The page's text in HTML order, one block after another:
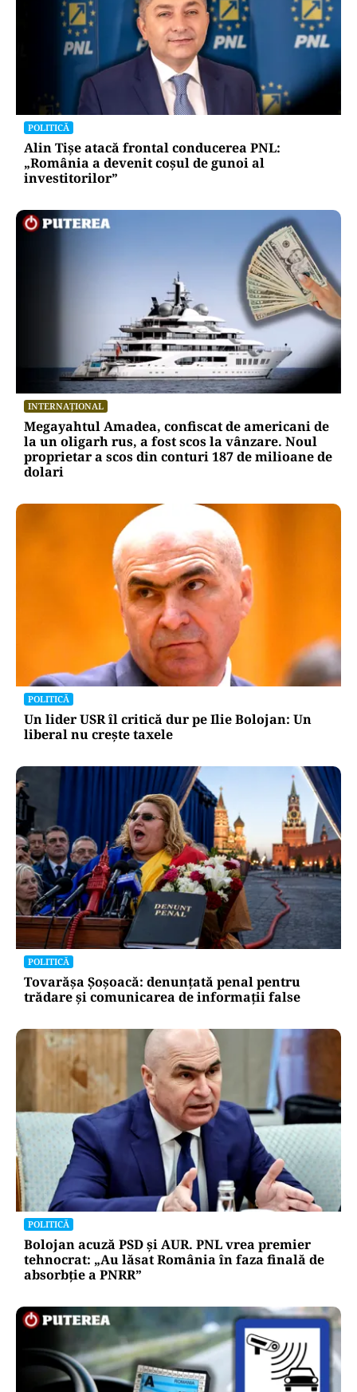
POLITICĂ
Alin Tișe atacă frontal conducerea PNL:
„România a devenit coșul de gunoi al
investitorilor”
INTERNAȚIONAL
Megayahtul Amadea, confiscat de americani de
la un oligarh rus, a fost scos la vânzare. Noul
proprietar a scos din conturi 187 de milioane de
dolari
POLITICĂ
Un lider USR îl critică dur pe Ilie Bolojan: Un
liberal nu crește taxele
POLITICĂ
Tovarășa Șoșoacă: denunțată penal pentru
trădare și comunicarea de informații false
POLITICĂ
Bolojan acuză PSD și AUR. PNL vrea premier
tehnocrat: „Au lăsat România în faza finală de
absorbţie a PNRR”